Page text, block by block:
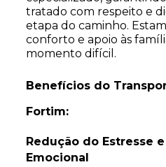
tratado com respeito e
etapa do caminho.
conforto e apoio às
momento difícil.
Benefícios do
Fortim:
Redução do Estresse
Emocional